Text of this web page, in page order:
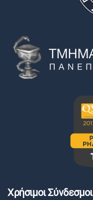
Χρήσιμοι Σύνδεσμοι